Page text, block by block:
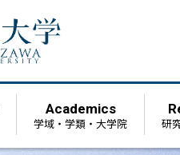
Academics
学域・学類・大学院 研